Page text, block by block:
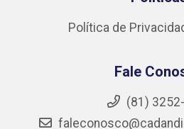
Política de
Fale
(81)